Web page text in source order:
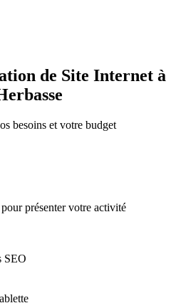
de Site Internet à
besoins et votre budget
présenter votre activité
SEO